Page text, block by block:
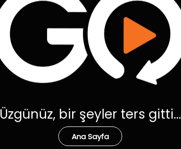
Üzgünüz, bir şeyler ters gitti...
Ana Sayfa